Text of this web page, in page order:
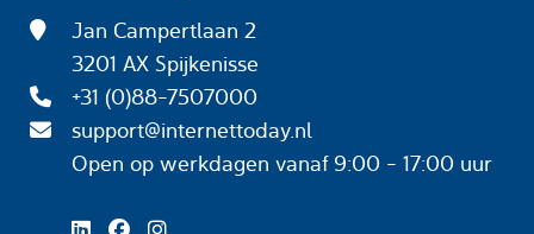
Jan Campertlaan 2
3201 AX Spijkenisse
+31 (0)88-7507000
support@internettoday.nl
Open op werkdagen
vanaf 9:00 - 17:00 uur